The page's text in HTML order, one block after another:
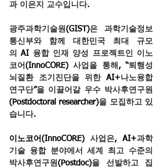
과 이은지 교수입니다.
광주과학기술원(GIST)은 과학기술정보
통신부와 함께 대한민국 최대 규모
의
AI 융합 인재 양성 프로젝트인 이노
코어(InnoCORE) 사업을 통해 , “퇴행성
뇌질환 조기진단을 위한 AI+나노융합
연구단”을 이끌어갈 우수 박사후연구원
(Postdoctoral researcher)을 모집하고 있
습니다.
이노코어(InnoCORE) 사업은, AI+과학
기술 융합 분야에서 세계 최고 수준의
박사후연구원(Postdoc)을 선발하고 집